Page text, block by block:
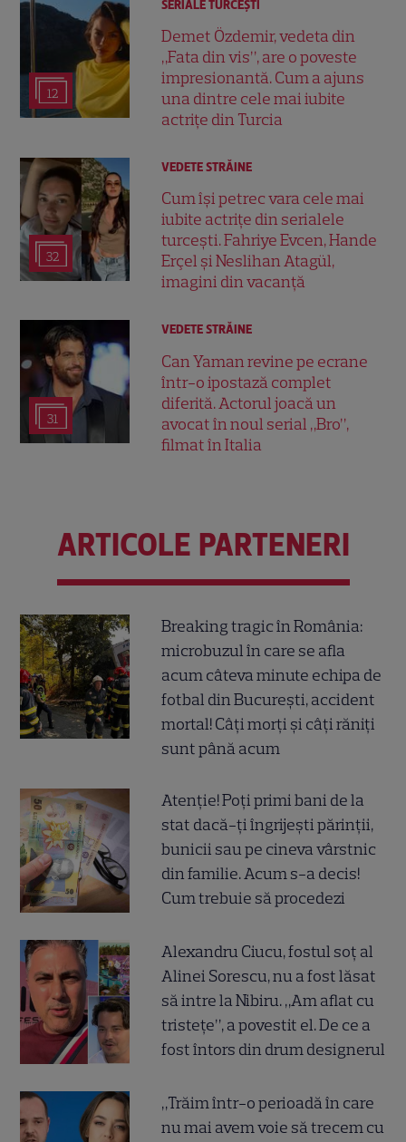
12
SERIALE TURCEŞTI
Demet Özdemir, vedeta din
„Fata din vis”, are o poveste
impresionantă. Cum a ajuns
una dintre cele mai iubite
actrițe din Turcia
32
VEDETE STRĂINE
Cum își petrec vara cele mai
iubite actrițe din serialele
turcești. Fahriye Evcen, Hande
Erçel și Neslihan Atagül,
imagini din vacanță
31
VEDETE STRĂINE
Can Yaman revine pe ecrane
într-o ipostază complet
diferită. Actorul joacă un
avocat în noul serial „Bro”,
filmat în Italia
ARTICOLE PARTENERI
Breaking tragic în România:
microbuzul în care se afla
acum câteva minute echipa de
fotbal din București, accident
mortal! Câți morți și câți răniți
sunt până acum
Atenție! Poți primi bani de la
stat dacă-ți îngrijești părinții,
bunicii sau pe cineva vârstnic
din familie. Acum s-a decis!
Cum trebuie să procedezi
Alexandru Ciucu, fostul soț al
Alinei Sorescu, nu a fost lăsat
să intre la Nibiru. „Am aflat cu
tristețe”, a povestit el. De ce a
fost întors din drum designerul
„Trăim într-o perioadă în care
nu mai avem voie să trecem cu